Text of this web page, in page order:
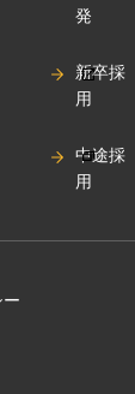
発
新卒採
用
中途採
用